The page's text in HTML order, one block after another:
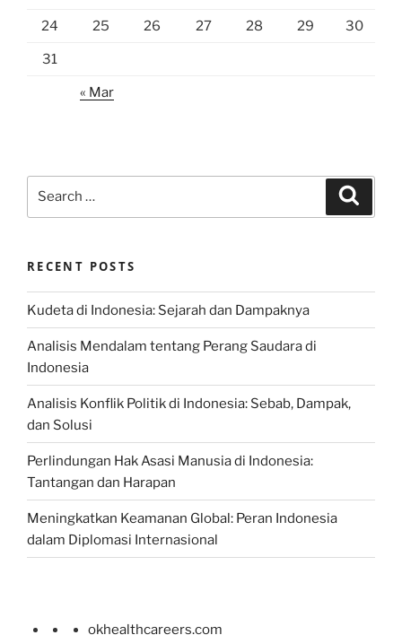
24 25 26 27 28 29 30
31
« Mar
RECENT POSTS
Kudeta di Indonesia: Sejarah dan Dampaknya
Analisis Mendalam tentang Perang Saudara di
Indonesia
Analisis Konflik Politik di Indonesia: Sebab, Dampak,
dan Solusi
Perlindungan Hak Asasi Manusia di Indonesia:
Tantangan dan Harapan
Meningkatkan Keamanan Global: Peran Indonesia
dalam Diplomasi Internasional
okhealthcareers.com